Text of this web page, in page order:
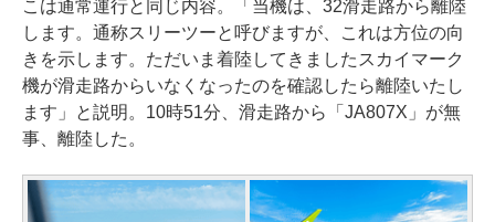
こは通常運行と同じ内容。「当機は、32滑走路から離陸
します。通称スリーツーと呼びますが、これは方位の向
きを示します。ただいま着陸してきましたスカイマーク
機が滑走路からいなくなったのを確認したら離陸いたし
ます」と説明。10時51分、滑走路から「JA807X」が無
事、離陸した。